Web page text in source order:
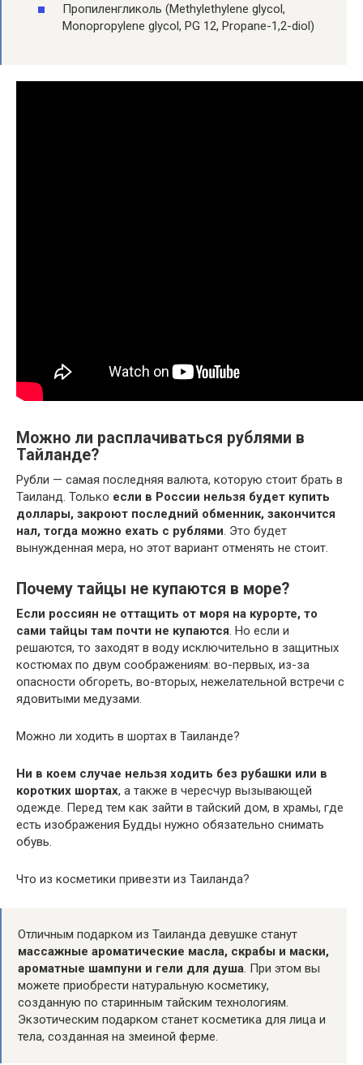
Пропиленгликоль (Methylethylene glycol,
Monopropylene glycol, PG 12, Propane-1,2-diol)
Можно ли расплачиваться рублями в
Тайланде?
Рубли — самая последняя валюта, которую стоит брать в
Таиланд. Только если в России нельзя будет купить
доллары, закроют последний обменник, закончится
нал, тогда можно ехать с рублями. Это будет
вынужденная мера, но этот вариант отменять не стоит.
Почему тайцы не купаются в море?
Если россиян не оттащить от моря на курорте, то
сами тайцы там почти не купаются. Но если и
решаются, то заходят в воду исключительно в защитных
костюмах по двум соображениям: во-первых, из-за
опасности обгореть, во-вторых, нежелательной встречи с
ядовитыми медузами.
Можно ли ходить в шортах в Таиланде?
Ни в коем случае нельзя ходить без рубашки или в
коротких шортах, а также в чересчур вызывающей
одежде. Перед тем как зайти в тайский дом, в храмы, где
есть изображения Будды нужно обязательно снимать
обувь.
Что из косметики привезти из Таиланда?
Отличным подарком из Таиланда девушке станут
массажные ароматические масла, скрабы и маски,
ароматные шампуни и гели для душа. При этом вы
можете приобрести натуральную косметику,
созданную по старинным тайским технологиям.
Экзотическим подарком станет косметика для лица и
тела, созданная на змеиной ферме.